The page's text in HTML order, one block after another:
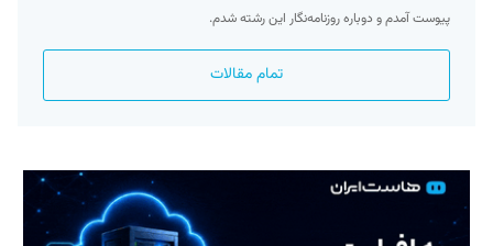
پیوست آمدم و دوباره روزنامه‌نگار این رشته شدم.
تمام مقالات